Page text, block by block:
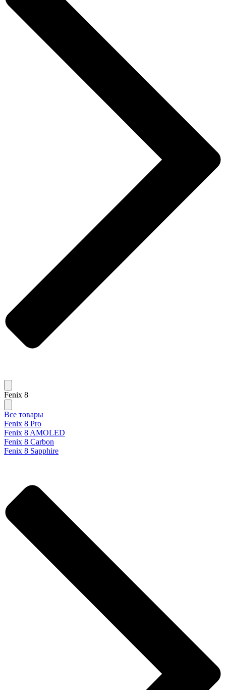
Fenix 8
Все товары
Fenix 8 Pro
Fenix 8 AMOLED
Fenix 8 Carbon
Fenix 8 Sapphire